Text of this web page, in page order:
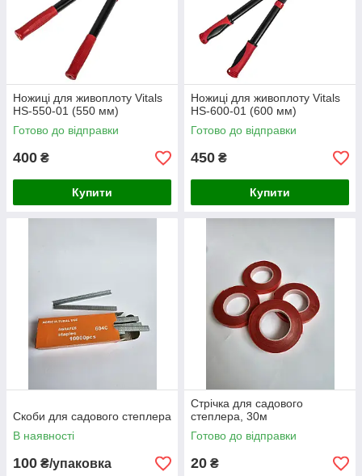
Ножиці для живоплоту Vitals
HS-550-01 (550 мм)
Готово до відправки
400 ₴
Купити
Ножиці для живоплоту Vitals
HS-600-01 (600 мм)
Готово до відправки
450 ₴
Купити
Скоби для садового степлера
В наявності
100 ₴/упаковка
Стрічка для садового
степлера, 30м
Готово до відправки
20 ₴